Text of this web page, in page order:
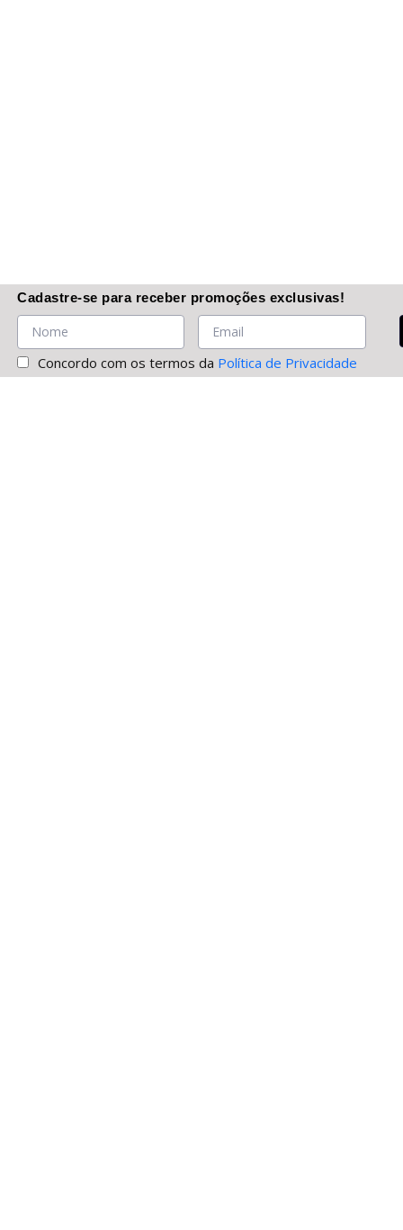
Cadastre-se para receber promoções exclusivas!
Concordo com os termos da Política de Privacidade